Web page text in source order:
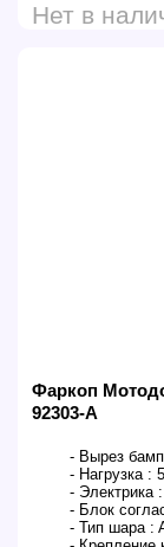
Нет в
Фаркоп
92303-A
- Вырез
- Нагрузка :
- Электрика :
- Блок
- Тип шара :